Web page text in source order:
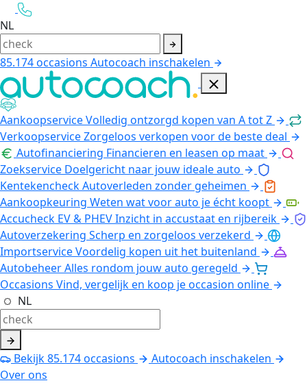
NL
85.174occasions Autocoach inschakelen
AankoopserviceVolledig ontzorgd kopen van A tot Z
VerkoopserviceZorgeloos verkopen voor de beste deal
Autofinanciering Financieren en leasen op maat
Zoekservice Doelgericht naar jouw ideale auto
KentekencheckAutoverleden zonder geheimen
Aankoopkeuring Weten wat voor auto je écht koopt
Accucheck EV & PHEVInzicht in accustaat en rijbereik
Autoverzekering Scherp en zorgeloos verzekerd
ImportserviceVoordelig kopen uit het buitenland
AutobeheerAlles rondom jouw auto geregeld
Occasions Vind, vergelijk en koop je occasion online
NL
Bekijk85.174occasions
Autocoach inschakelen
Over ons